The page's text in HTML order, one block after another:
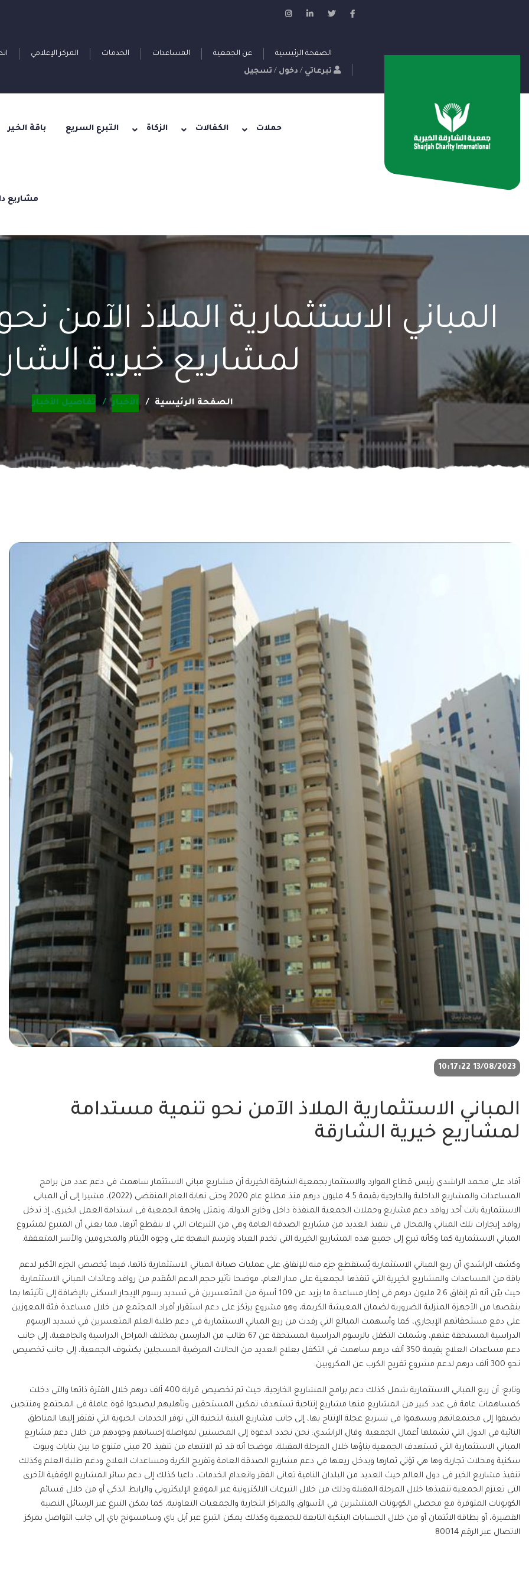
الصفحة الرئيسية عن الجمعية المساعدات الخدمات المركز الإعلامي
تبرعاتي / دخول / تسجيل
باقة الخير التبرع السريع الزكاة الكفالات حملات
مشاريع
المباني الاستثمارية الملاذ الآمن
لمشاريع خيرية
الصفحة الرئيسية الأخبار تفاصيل الأخبار
13/08/2023 10:17:22
المباني الاستثمارية الملاذ الآمن نحو تنمية مستدامة
لمشاريع خيرية الشارقة
أفاد علي محمد الراشدي رئيس قطاع الموارد والاستثمار بجمعية الشارقة الخيرية أن مشاريع مباني الاستثمار ساهمت في دعم عدد من برامج
المساعدات والمشاريع الداخلية والخارجية بقيمة 4.5 مليون درهم منذ مطلع عام 2020 وحتى نهاية العام المنقضي (2022)، مشيرا إلى أن المباني
الاستثمارية باتت أحد روافد دعم مشاريع وحملات الجمعية المنفذة داخل وخارج الدولة، وتمثل واجهة الجمعية في استدامة العمل الخيري، إذ تدخل
روافد إيجارات تلك المباني والمحال في تنفيذ العديد من مشاريع الصدقة العامة وهي من التبرعات التي لا ينقطع أثرها، مما يعني أن المتبرع لمشروع
المباني الاستثمارية كما وكأنه تبرع إلى جميع هذه المشاريع الخيرية التي تخدم العباد وترسم البهجة على وجوه الأيتام والمحرومين والأسر المتعففة.
وكشف الراشدي أن ريع المباني الاستثمارية يُستقطع جزء منه للإنفاق على عمليات صيانة المباني الاستثمارية ذاتها، فيما يُخصص الجزء الأكبر لدعم
باقة من المساعدات والمشاريع الخيرية التي تنفذها الجمعية على مدار العام، موضحا تأثير حجم الدعم المُقدم من روافد وعائدات المباني الاستثمارية
حيث بيّن أنه تم إنفاق 2.6 مليون درهم في إطار مساعدة ما يزيد عن 109 أسرة من المتعسرين في تسديد رسوم الإيجار السكني بالإضافة إلى تأثيثها بما
ينقصها من الأجهزة المنزلية الضرورية لضمان المعيشة الكريمة، وهو مشروع يرتكز على دعم استقرار أفراد المجتمع من خلال مساعدة فئة المعوزين
على دفع مستحقاتهم الإيجاري، كما وأسهمت المبالغ التي رفدت من ريع المباني الاستثمارية في دعم طلبة العلم المتعسرين في تسديد الرسوم
الدراسية المستحقة عنهم، وشملت التكفل بالرسوم الدراسية المستحقة عن 67 طالب من الدارسين بمختلف المراحل الدراسية والجامعية، إلى جانب
دعم مساعدات العلاج بقيمة 350 ألف درهم ساهمت في التكفل بعلاج العديد من الحالات المرضية المسجلين بكشوف الجمعية، إلى جانب تخصيص
نحو 300 ألف درهم لدعم مشروع تفريج الكرب عن المكروبين.
وتابع: أن ريع المباني الاستثمارية شمل كذلك دعم برامج المشاريع الخارجية، حيث تم تخصيص قرابة 400 ألف درهم خلال الفترة ذاتها والتي دخلت
كمساهمات عامة في عدد كبير من المشاريع منها مشاريع إنتاجية تستهدف تمكين المستحقين وتأهليهم ليصبحوا قوة عاملة في المجتمع ومنتجين
يضيفوا إلى مجتمعاتهم ويسهموا في تسريع عجلة الإنتاج بها، إلى جانب مشاريع البنية التحتية التي توفر الخدمات الحيوية التي تفتقر إليها المناطق
النائية في الدول التي تشملها أعمال الجمعية. وقال الراشدي: نحن نجدد الدعوة إلى المحسنين لمواصلة إحسانهم وجودهم من خلال دعم مشاريع
المباني الاستثمارية التي تستهدف الجمعية بناؤها خلال المرحلة المقبلة، موضحا أنه قد تم الانتهاء من تنفيذ 20 مبنى متنوع ما بين بنايات وبيوت
سكنية ومحلات تجارية وها هي تؤتي ثمارها ويدخل ريعها في دعم مشاريع الصدقة العامة وتفريج الكربة ومساعدات العلاج ودعم طلبة العلم وكذلك
تنفيذ مشاريع الخير في دول العالم حيث العديد من البلدان النامية تعاني الفقر وانعدام الخدمات، داعيا كذلك إلى دعم سائر المشاريع الوقفية الأخرى
التي تعتزم الجمعية تنفيذها خلال المرحلة المقبلة وذلك من خلال التبرعات الالكترونية عبر الموقع الإليكتروني والرابط الذكي أو من خلال قسائم
الكوبونات المتوفرة مع محصلي الكوبونات المنتشرين في الأسواق والمراكز التجارية والجمعيات التعاونية، كما يمكن التبرع عبر الرسائل النصية
القصيرة، أو بطاقة الائتمان أو من خلال الحسابات البنكية التابعة للجمعية وكذلك يمكن التبرع عبر أبل باي وسامسونج باي إلى جانب التواصل بمركز
الاتصال عبر الرقم 80014